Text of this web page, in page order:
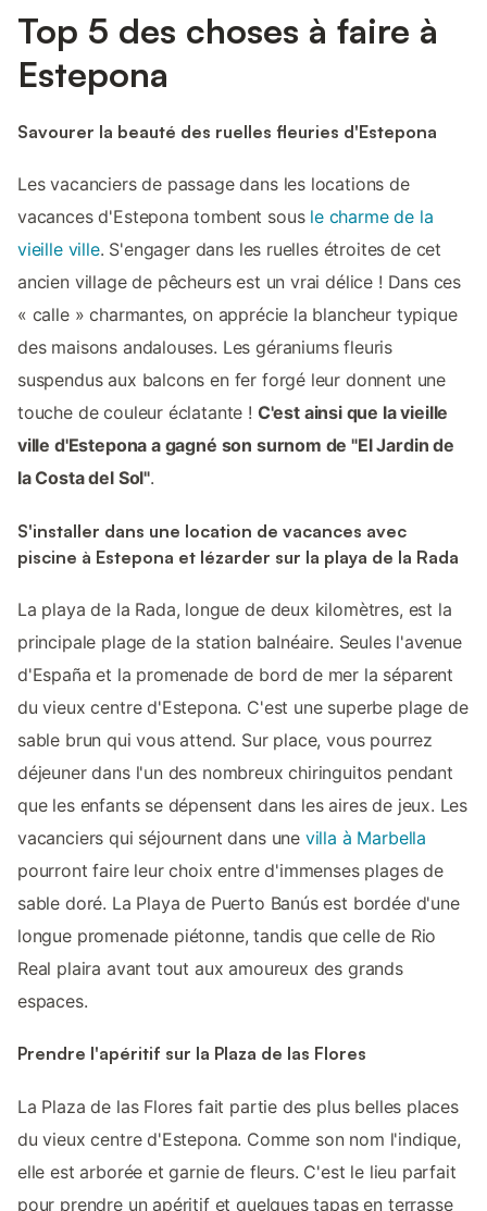
Top 5 des choses à faire à
Estepona
Savourer la beauté des ruelles fleuries d'Estepona
Les vacanciers de passage dans les locations de
vacances d'Estepona tombent sous le charme de la
vieille ville. S'engager dans les ruelles étroites de cet
ancien village de pêcheurs est un vrai délice ! Dans ces
« calle » charmantes, on apprécie la blancheur typique
des maisons andalouses. Les géraniums fleuris
suspendus aux balcons en fer forgé leur donnent une
touche de couleur éclatante ! C'est ainsi que la vieille
ville d'Estepona a gagné son surnom de "El Jardin de
la Costa del Sol".
S'installer dans une location de vacances avec
piscine à Estepona et lézarder sur la playa de la Rada
La playa de la Rada, longue de deux kilomètres, est la
principale plage de la station balnéaire. Seules l'avenue
d'España et la promenade de bord de mer la séparent
du vieux centre d'Estepona. C'est une superbe plage de
sable brun qui vous attend. Sur place, vous pourrez
déjeuner dans l'un des nombreux chiringuitos pendant
que les enfants se dépensent dans les aires de jeux. Les
vacanciers qui séjournent dans une villa à Marbella
pourront faire leur choix entre d'immenses plages de
sable doré. La Playa de Puerto Banús est bordée d'une
longue promenade piétonne, tandis que celle de Rio
Real plaira avant tout aux amoureux des grands
espaces.
Prendre l'apéritif sur la Plaza de las Flores
La Plaza de las Flores fait partie des plus belles places
du vieux centre d'Estepona. Comme son nom l'indique,
elle est arborée et garnie de fleurs. C'est le lieu parfait
pour prendre un apéritif et quelques tapas en terrasse